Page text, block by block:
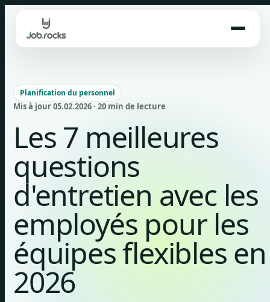
content
Planification du personnel
Mis à jour 05.02.2026 · 20 min de lecture
Les 7 meilleures
questions
d'entretien avec les
employés pour les
équipes flexibles en
2026